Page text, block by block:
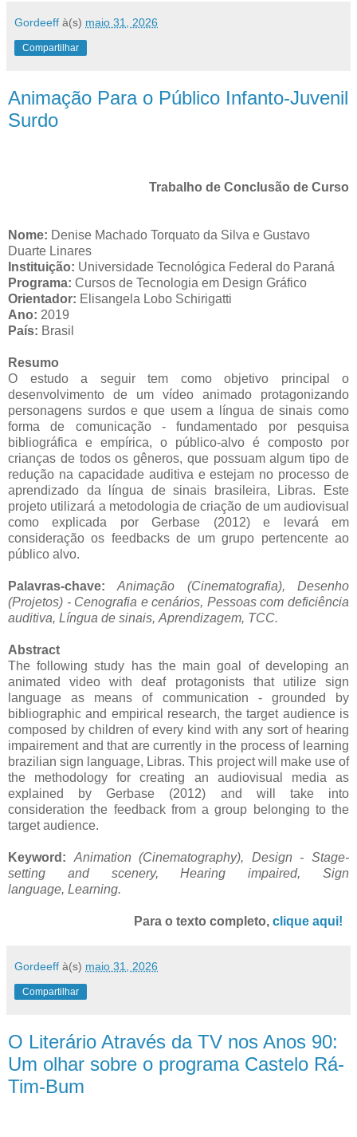
Gordeeff à(s) maio 31, 2026
Compartilhar
Animação Para o Público Infanto-Juvenil
Surdo
Trabalho de Conclusão de Curso
Nome: Denise Machado Torquato da Silva e Gustavo
Duarte Linares
Instituição: Universidade Tecnológica Federal do Paraná
Programa: Cursos de Tecnologia em Design Gráfico
Orientador: Elisangela Lobo Schirigatti
Ano: 2019
País: Brasil
Resumo
O estudo a seguir tem como objetivo principal o
desenvolvimento de um vídeo animado protagonizando
personagens surdos e que usem a língua de sinais como
forma de comunicação - fundamentado por pesquisa
bibliográfica e empírica, o público-alvo é composto por
crianças de todos os gêneros, que possuam algum tipo de
redução na capacidade auditiva e estejam no processo de
aprendizado da língua de sinais brasileira, Libras. Este
projeto utilizará a metodologia de criação de um audiovisual
como explicada por Gerbase (2012) e levará em
consideração os feedbacks de um grupo pertencente ao
público alvo.
Palavras-chave:Animação (Cinematografia),Desenho
(Projetos) - Cenografia e cenários, Pessoas com deficiência
auditiva, Língua de sinais, Aprendizagem, TCC.
Abstract
The following study has the main goal of developing an
animated video with deaf protagonists that utilize sign
language as means of communication - grounded by
bibliographic and empirical research, the target audience is
composed by children of every kind with any sort of hearing
impairement and that are currently in the process of learning
brazilian sign language, Libras. This project will make use of
the methodology for creating an audiovisual media as
explained by Gerbase (2012) and will take into
consideration the feedback from a group belonging to the
target audience.
Keyword: Animation (Cinematography), Design - Stage-
setting and scenery,Hearing impaired,Sign
language, Learning.
Para o texto completo, clique aqui!
Gordeeff à(s) maio 31, 2026
Compartilhar
O Literário Através da TV nos Anos 90:
Um olhar sobre o programa Castelo Rá-
Tim-Bum